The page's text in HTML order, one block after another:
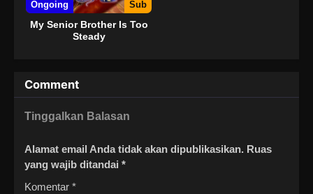
Ongoing Sub
My Senior Brother Is Too
Steady
Comment
Tinggalkan Balasan
Alamat email Anda tidak akan dipublikasikan. Ruas
yang wajib ditandai *
Komentar *